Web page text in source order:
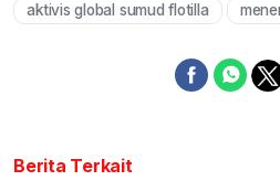
aktivis global sumud flotilla
Berita Terkait